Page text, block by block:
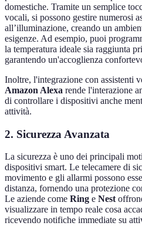
domestiche. Tramite un semplice
vocali, si possono gestire numerosi
all’illuminazione, creando un
esigenze. Ad esempio, puoi
la temperatura ideale sia raggiunta
garantendo un'accoglienza
Inoltre, l'integrazione con assistenti
Amazon Alexa rende l'interazione
di controllare i dispositivi anche
attività.
2. Sicurezza Avanzata
La sicurezza è uno dei principali
dispositivi smart. Le telecamere di
movimento e gli allarmi possono
distanza, fornendo una protezione
Le aziende come Ring e Nest
visualizzare in tempo reale cosa
ricevendo notifiche immediate su